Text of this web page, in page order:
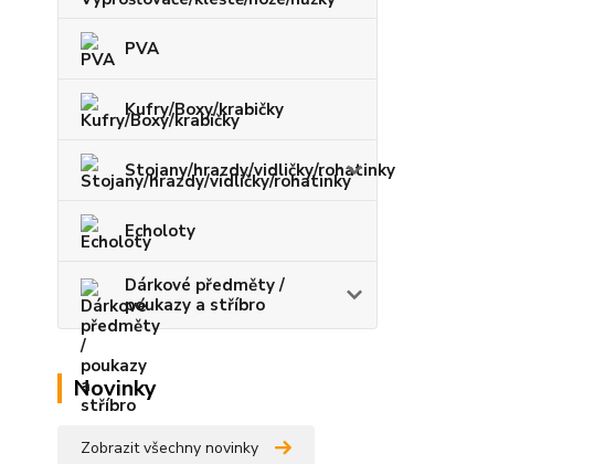
PVA
Kufry/Boxy/krabičky
Stojany/hrazdy/vidličky/rohatinky
Echoloty
Dárkové předměty /
poukazy a stříbro
Novinky
Zobrazit všechny novinky